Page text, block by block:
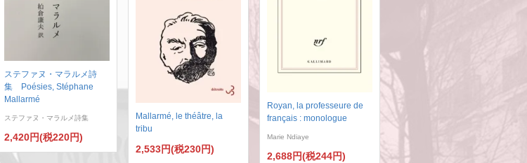
ステファヌ・マラルメ詩
集 Poésies, Stéphane
Mallarmé
ステファヌ・マラルメ詩集
2,420円(税220円)
Mallarmé, le théâtre, la
tribu
2,533円(税230円)
Royan, la professeure de
français : monologue
Marie Ndiaye
2,688円(税244円)